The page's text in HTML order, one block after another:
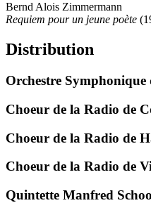
Bernd Alois Zimmermann
Requiem pour un jeune poète
Distribution
Orchestre
Choeur de la Radio de
Choeur de la Radio de
Choeur de la Radio de
Quintette Manfred